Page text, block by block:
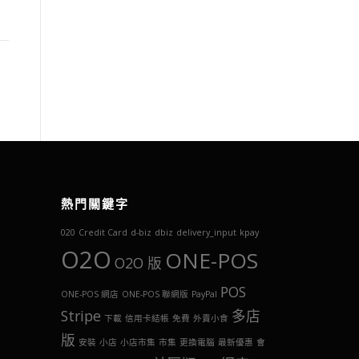
熱門關鍵字
020 Credit Card d-biz dbiz delivery_input kpay
O2O O2O 版 ONE-POS
ONE-POS 網店 ONE-POS 聯網版 PayPal POS
Stripe 下載 信用卡結帳 免費 外賣小食 多店
版 安裝 小店 小店市集 市集 更換電腦 最新優惠 會